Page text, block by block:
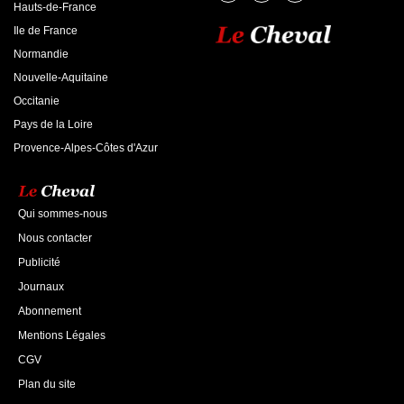
Hauts-de-France
Ile de France
Normandie
Nouvelle-Aquitaine
Occitanie
Pays de la Loire
Provence-Alpes-Côtes d'Azur
Qui sommes-nous
Nous contacter
Publicité
Journaux
Abonnement
Mentions Légales
CGV
Plan du site